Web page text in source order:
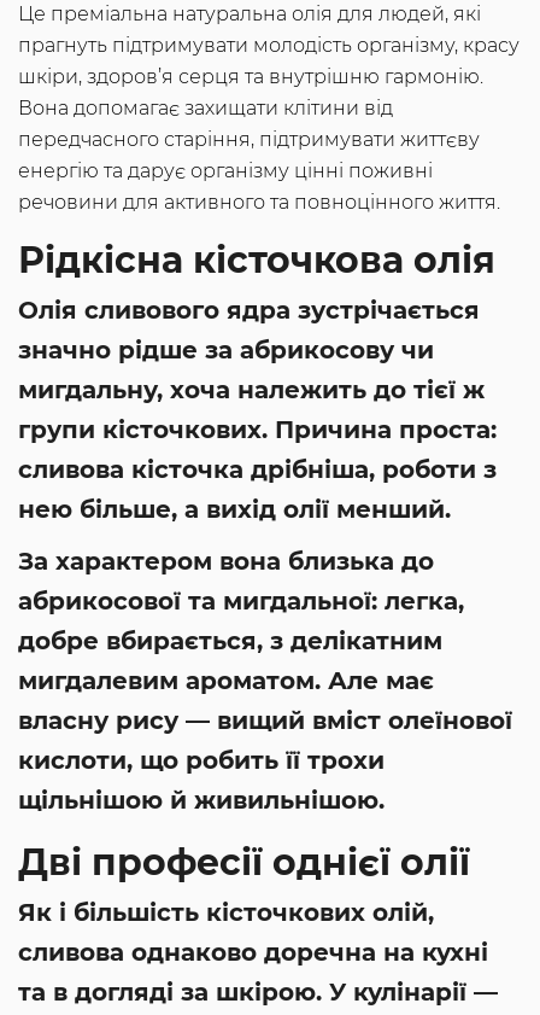
Це преміальна натуральна олія для людей, які
прагнуть підтримувати молодість організму, красу
шкіри, здоров’я серця та внутрішню гармонію.
Вона допомагає захищати клітини від
передчасного старіння, підтримувати життєву
енергію та дарує організму цінні поживні
речовини для активного та повноцінного життя.
Рідкісна кісточкова олія
Олія сливового ядра зустрічається
значно рідше за абрикосову чи
мигдальну, хоча належить до тієї ж
групи кісточкових. Причина проста:
сливова кісточка дрібніша, роботи з
нею більше, а вихід олії менший.
За характером вона близька до
абрикосової та мигдальної: легка,
добре вбирається, з делікатним
мигдалевим ароматом. Але має
власну рису — вищий вміст олеїнової
кислоти, що робить її трохи
щільнішою й живильнішою.
Дві професії однієї олії
Як і більшість кісточкових олій,
сливова однаково доречна на кухні
та в догляді за шкірою. У кулінарії —